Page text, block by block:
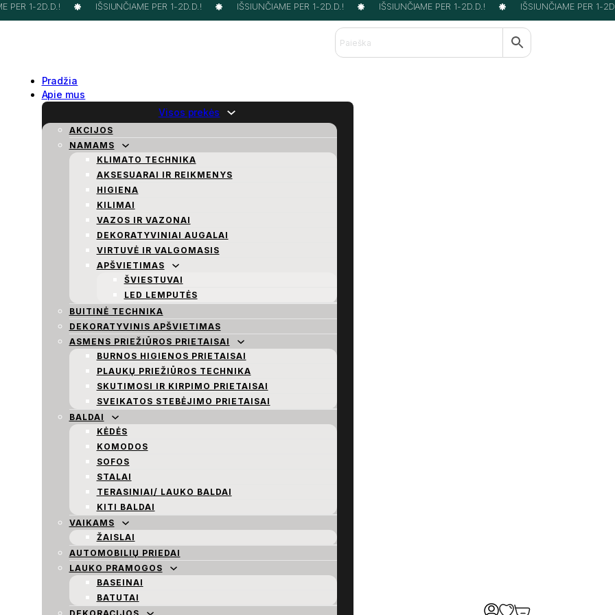
PER 1-2D.D.! IŠSIUNČIAME PER 1-2D.D.! IŠSIUNČIAME PER 1-2D.D.! IŠSIUNČIAME PER 1-2D.D.! IŠSIUNČIAME PER 1-
Pradžia
Apie mus
Visos prekės
AKCIJOS
NAMAMS
KLIMATO TECHNIKA
AKSESUARAI IR REIKMENYS
HIGIENA
KILIMAI
VAZOS IR VAZONAI
DEKORATYVINIAI AUGALAI
VIRTUVĖ IR VALGOMASIS
APŠVIETIMAS
ŠVIESTUVAI
LED LEMPUTĖS
BUITINĖ TECHNIKA
DEKORATYVINIS APŠVIETIMAS
ASMENS PRIEŽIŪROS PRIETAISAI
BURNOS HIGIENOS PRIETAISAI
PLAUKŲ PRIEŽIŪROS TECHNIKA
SKUTIMOSI IR KIRPIMO PRIETAISAI
SVEIKATOS STEBĖJIMO PRIETAISAI
BALDAI
KĖDĖS
KOMODOS
SOFOS
STALAI
TERASINIAI/ LAUKO BALDAI
KITI BALDAI
VAIKAMS
ŽAISLAI
AUTOMOBILIŲ PRIEDAI
LAUKO PRAMOGOS
BASEINAI
BATUTAI